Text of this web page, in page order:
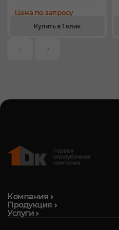
Цена по запросу
Купить в 1 клик
Компания
Продукция
Услуги